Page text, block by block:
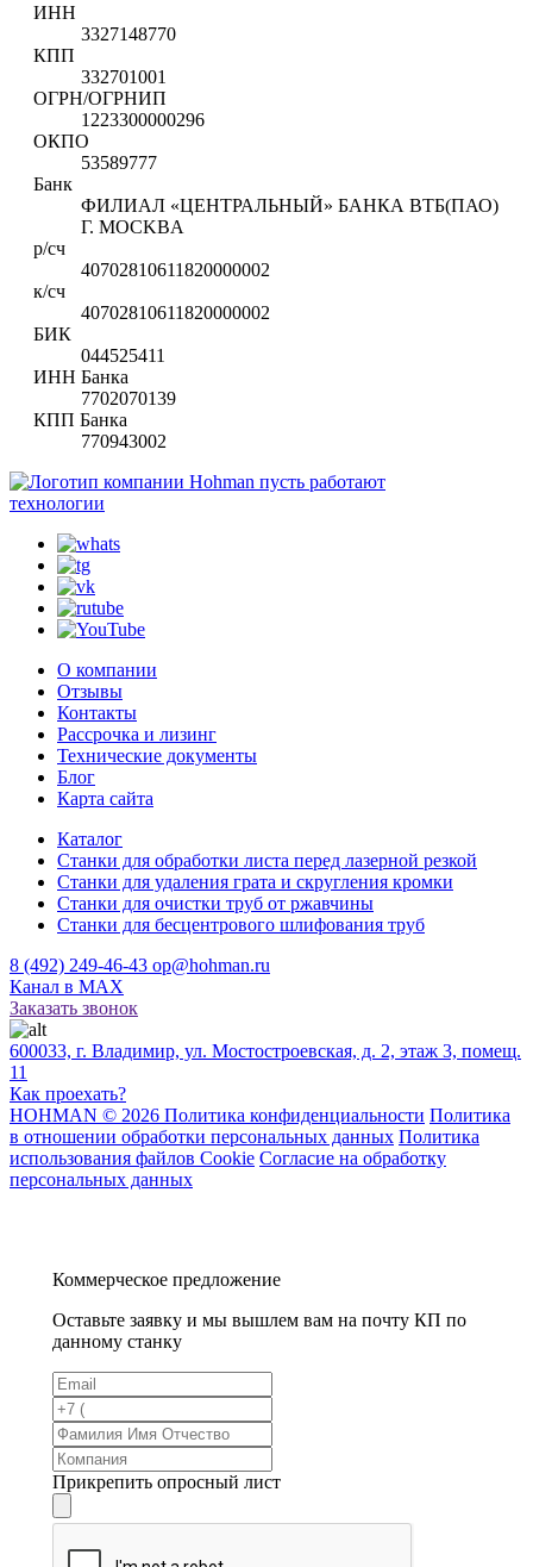
ИНН
3327148770
КПП
332701001
ОГРН/ОГРНИП
1223300000296
ОКПО
53589777
Банк
ФИЛИАЛ «ЦЕНТРАЛЬНЫЙ» БАНКА ВТБ(ПАО)
Г. MOCKBA
р/сч
40702810611820000002
к/сч
40702810611820000002
БИК
044525411
ИНН Банка
7702070139
КПП Банка
770943002
пусть работают
технологии
О компании
Отзывы
Контакты
Рассрочка и лизинг
Технические документы
Блог
Карта сайта
Каталог
Станки для обработки листа перед лазерной резкой
Станки для удаления грата и скругления кромки
Станки для очистки труб от ржавчины
Станки для бесцентрового шлифования труб
8 (492) 249-46-43 op@hohman.ru
Канал в MAX
Заказать звонок
600033, г. Владимир, ул. Мостостроевская, д. 2, этаж 3, помещ.
11
Как проехать?
HOHMAN © 2026 Политика конфиденциальности Политика
в отношении обработки персональных данных Политика
использования файлов Cookie Согласие на обработку
персональных данных
Коммерческое предложение
Оставьте заявку и мы вышлем вам на почту КП по
данному станку
Прикрепить опросный лист